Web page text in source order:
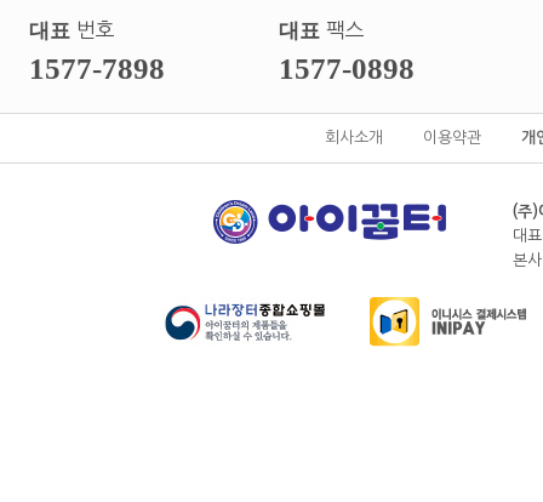
대표 번호
1577-7898
대표 팩스
1577-0898
회사소개 이용약관 개
(주)
대
본